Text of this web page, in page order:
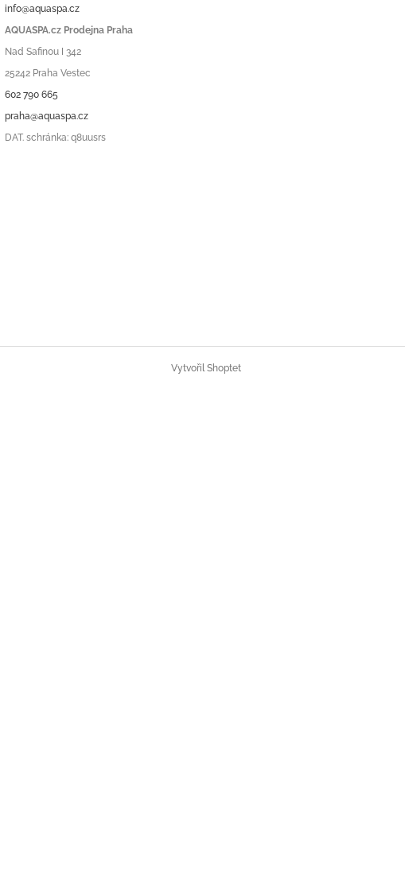
info@aquaspa.cz
AQUASPA.cz Prodejna Praha
Nad Safinou I 342
25242 Praha Vestec
602 790 665
praha@aquaspa.cz
DAT. schránka: q8uusrs
Vytvořil Shoptet